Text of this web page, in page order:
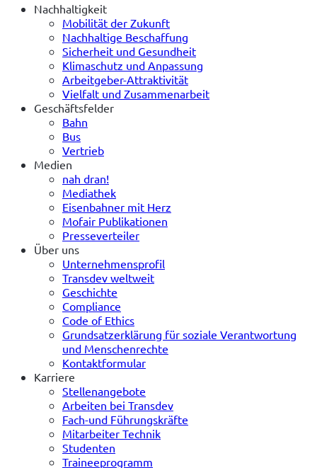
Nachhaltigkeit
Mobilität der Zukunft
Nachhaltige Beschaffung
Sicherheit und Gesundheit
Klimaschutz und Anpassung
Arbeitgeber-Attraktivität
Vielfalt und Zusammenarbeit
Geschäftsfelder
Bahn
Bus
Vertrieb
Medien
nah dran!
Mediathek
Eisenbahner mit Herz
Mofair Publikationen
Presseverteiler
Über uns
Unternehmensprofil
Transdev weltweit
Geschichte
Compliance
Code of Ethics
Grundsatzerklärung für soziale Verantwortung
und Menschenrechte
Kontaktformular
Karriere
Stellenangebote
Arbeiten bei Transdev
Fach-und Führungskräfte
Mitarbeiter Technik
Studenten
Traineeprogramm